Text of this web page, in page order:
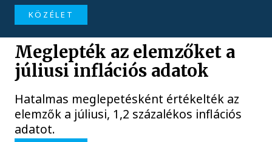
KÖZÉLET
Meglepték az elemzőket a
júliusi inflációs adatok
Hatalmas meglepetésként értékelték az
elemzők a júliusi, 1,2 százalékos inflációs
adatot.